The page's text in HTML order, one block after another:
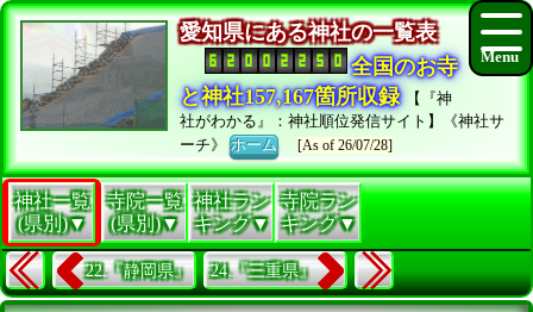
愛知県にある神社の一覧表
全国のお寺
と神社157,167箇所収録
【『神
社がわかる』：神社順位発信サイト】《神社サ
ーチ》ホーム [As of 26/07/28]
神社一覧
(県別)▼
寺院一覧
(県別)▼
神社ラン
キング▼
寺院ラン
キング▼
22.『静岡県』 24.『三重県』